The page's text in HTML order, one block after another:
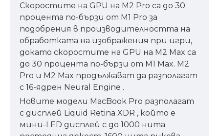
Скоростите на GPU на M2 Pro са до 30
процента по-бързи от M1 Pro за
подобрения в производителността на
обработката на изображения при игри,
докато скоростите на GPU на M2 Max са
до 30 процента по-бързи от M1 Max. M2
Pro и M2 Max продължават да разполагат
с 16-ядрен Neural Engine .
Новите модели MacBook Pro разполагат
с дисплей Liquid Retina XDR , който е
мини-LED дисплей с до 1000 нита